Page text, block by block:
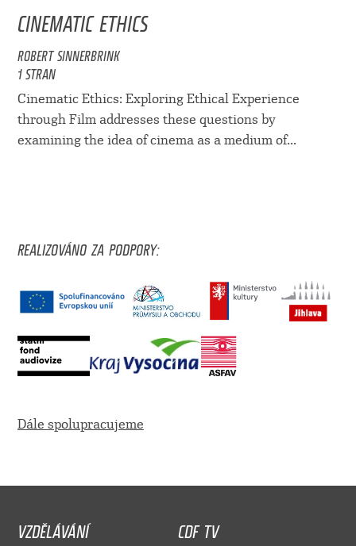
CINEMATIC ETHICS
ROBERT SINNERBRINK
1 STRAN
Cinematic Ethics: Exploring Ethical Experience
through Film addresses these questions by
examining the idea of cinema as a medium of...
REALIZOVÁNO ZA PODPORY:
Dále spolupracujeme
VZDĚLÁVÁNÍ
CDF TV